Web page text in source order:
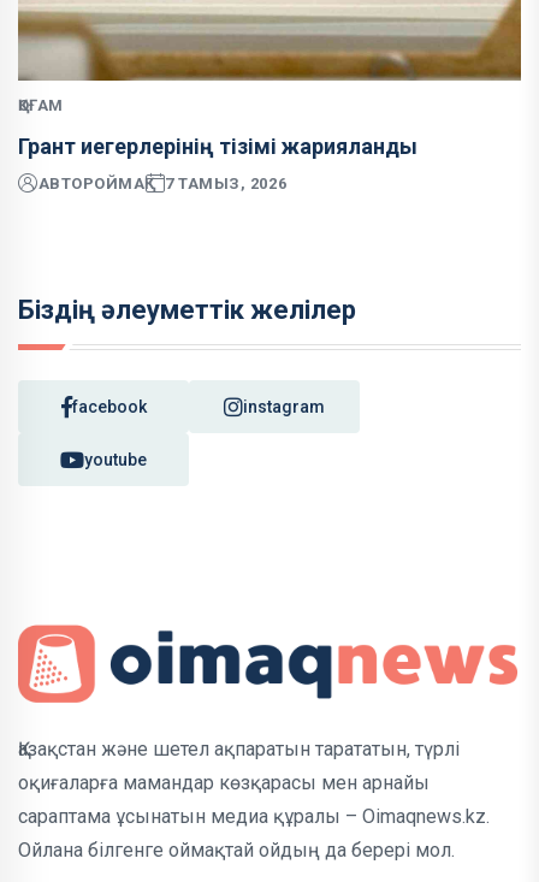
ҚОҒАМ
Грант иегерлерінің тізімі жарияланды
АВТОРОЙМАҚ 7 ТАМЫЗ, 2026
Біздің әлеуметтік желілер
facebook instagram
youtube
Қазақстан және шетел ақпаратын тарататын, түрлі
оқиғаларға мамандар көзқарасы мен арнайы
сараптама ұсынатын медиа құралы – Oimaqnews.kz.
Ойлана білгенге оймақтай ойдың да берері мол.